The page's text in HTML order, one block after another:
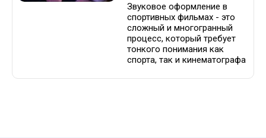
Звуковое оформление в
спортивных фильмах - это
сложный и многогранный
процесс, который требует
тонкого понимания как
спорта, так и кинематографа